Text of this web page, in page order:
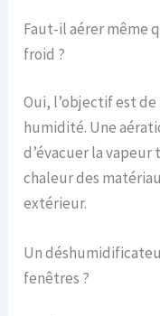
Faut-il aérer même
froid ?
Oui, l’objectif est
humidité. Une
d’évacuer la
chaleur des
extérieur.
Un
fenêtres ?